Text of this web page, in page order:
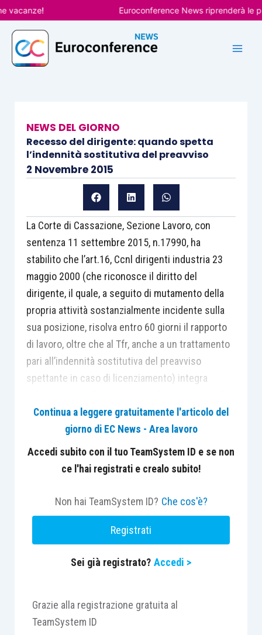
Vai
al
contenuto
Euroconference News riprenderà le
NEWS DEL GIORNO
Recesso del dirigente: quando spetta
l’indennità sostitutiva del preavviso
2 Novembre 2015
La Corte di Cassazione, Sezione Lavoro, con
sentenza 11 settembre 2015, n.17990, ha
stabilito che l’art.16, Ccnl dirigenti industria 23
maggio 2000 (che riconosce il diritto del
dirigente, il quale, a seguito di mutamento della
propria attività sostanzialmente incidente sulla
sua posizione, risolva entro 60 giorni il rapporto
di lavoro, oltre che al Tfr, anche a un trattamento
pari all’indennità sostitutiva del preavviso
spettante in caso di licenziamento) integra
solo effetto del “mutamento della propria attività
sostanzialmente incidente sulle sue posizioni
sua giuridica ricorrenza obiettiva, rispetto alla
giusta causa di recesso eventualmente integrata
Continua a leggere gratuitamente l'articolo del
giorno di EC News - Area lavoro
Accedi subito con il tuo TeamSystem ID e se non
ce l'hai registrati e crealo subito!
Non hai TeamSystem ID? Che cos'è?
Registrati
Sei già registrato? Accedi >
Grazie alla registrazione gratuita al
TeamSystem ID